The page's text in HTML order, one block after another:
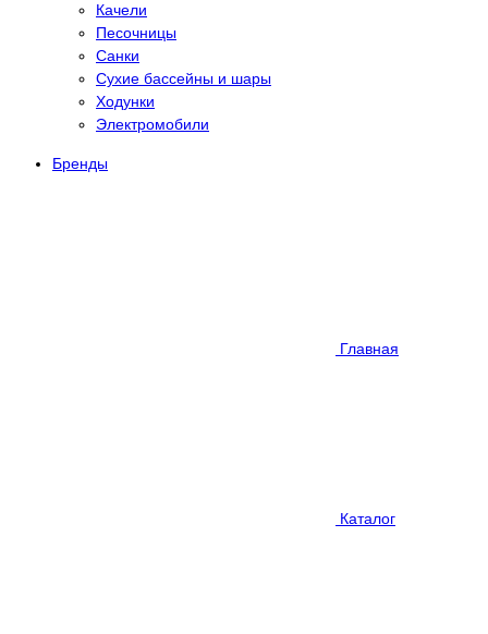
Качели
Песочницы
Санки
Сухие бассейны и шары
Ходунки
Электромобили
Бренды
Главная
Каталог